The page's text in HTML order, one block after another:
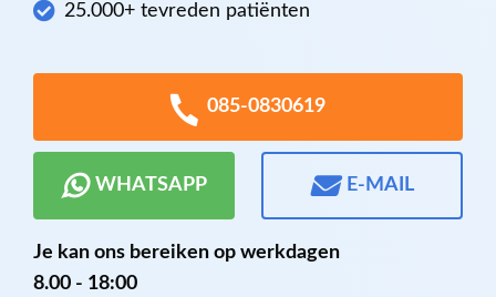
25.000+ tevreden patiënten
085-0830619
WHATSAPP E-MAIL
Je kan ons bereiken op werkdagen
8.00 - 18:00